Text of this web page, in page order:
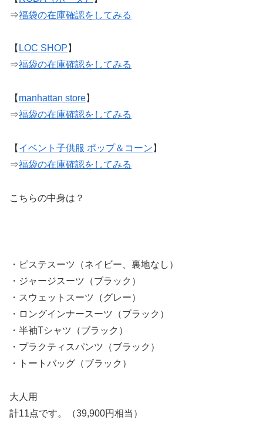
⇒福袋の在庫確認をしてみる
【 LOC SHOP 】
⇒福袋の在庫確認をしてみる
【 manhattan store】
⇒福袋の在庫確認をしてみる
【 イベント子供服 ポップ＆コーン 】
⇒福袋の在庫確認をしてみる
こちらの中身は？
・ピステスーツ（ネイビー、裏地なし）
・ジャージスーツ（ブラック）
・スウェットスーツ（グレー）
・ロングインナースーツ（ブラック）
・半袖Tシャツ（ブラック）
・プラクティスパンツ（ブラック）
・トートバッグ（ブラック）
大人用
計11点です。（39,900円相当）